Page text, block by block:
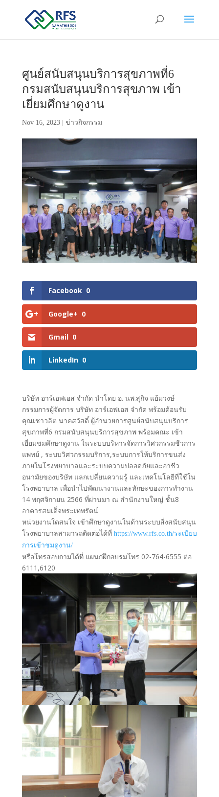
ศูนย์สนับสนุนบริการสุขภาพที่6
กรมสนับสนุนบริการสุขภาพ เข้า
เยี่ยมศึกษาดูงาน
Nov 16, 2023| ข่าวกิจกรรม
Facebook 0
Google+ 0
Gmail 0
LinkedIn 0
บริษัท อาร์เอฟเอส จำกัด นำโดย อ. นพ.สุกิจ แย้มวงษ์
กรรมการผู้จัดการ บริษัท อาร์เอฟเอส จำกัด พร้อมต้อนรับ
คุณเชาวลิต นาคสวัสดิ์ ผู้อำนวยการศูนย์สนับสนุนบริการ
สุขภาพที่6 กรมสนับสนุนบริการสุขภาพ พร้อมคณะ เข้า
เยี่ยมชมศึกษาดูงาน ในระบบบริหารจัดการวิศวกรรมชีวการ
แพทย์ , ระบบวิศวกรรมบริการ,ระบบการให้บริการขนส่ง
ภายในโรงพยาบาลและระบบความปลอดภัยและอาชีว
อนามัยของบริษัท แลกเปลี่ยนความรู้ และเทคโนโลยีที่ใช้ใน
โรงพยาบาล เพื่อนำไปพัฒนางานและทักษะของการทำงาน
14 พฤศจิกายน 2566 ที่ผ่านมา ณ สำนักงานใหญ่ ชั้น8
อาคารสมเด็จพระเทพรัตน์
หน่วยงานใดสนใจ เข้าศึกษาดูงานในด้านระบบสิ่งสนับสนุน
โรงพยาบาลสามารถติดต่อได้ที่ https://www.rfs.co.th/ระเบียบ
การเข้าชมดูงาน/
หรือโทรสอบถามได้ที่ แผนกฝึกอบรมโทร 02-764-6555 ต่อ
6111,6120